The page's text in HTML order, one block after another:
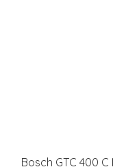
Bosch GTC 400